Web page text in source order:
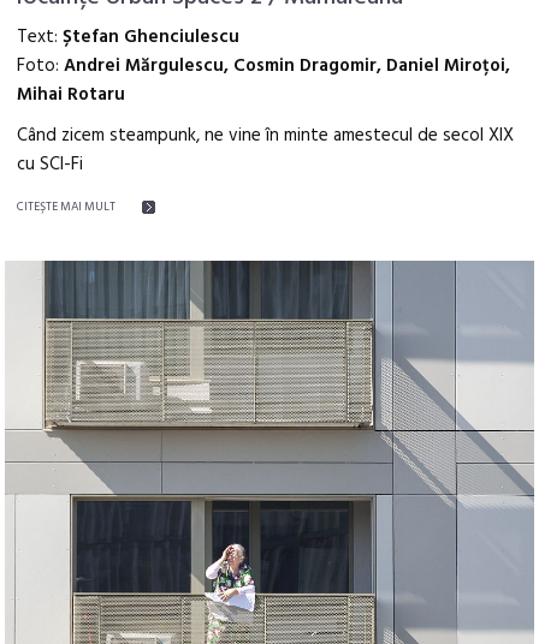
Text:Ștefan Ghenciulescu
Foto:Andrei Mărgulescu, Cosmin Dragomir, Daniel Miroțoi,
Mihai Rotaru
Când zicem steampunk, ne vine în minte amestecul de secol XIX
cu SCI-Fi
CITEŞTE MAI MULT